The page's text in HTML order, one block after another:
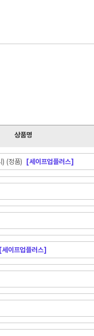
상품명
(정품) [세이프업플러스]
[세이프업플러스]